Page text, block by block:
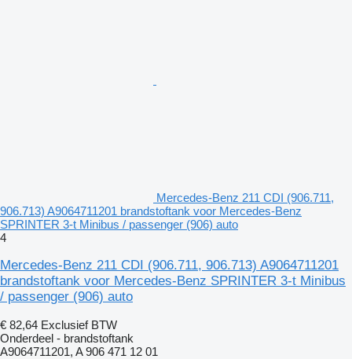
Mercedes-Benz 211 CDI (906.711,
906.713) A9064711201 brandstoftank voor Mercedes-Benz
SPRINTER 3-t Minibus / passenger (906) auto
4
Mercedes-Benz 211 CDI (906.711, 906.713) A9064711201
brandstoftank voor Mercedes-Benz SPRINTER 3-t Minibus
/ passenger (906) auto
€ 82,64 Exclusief BTW
Onderdeel - brandstoftank
A9064711201, A 906 471 12 01